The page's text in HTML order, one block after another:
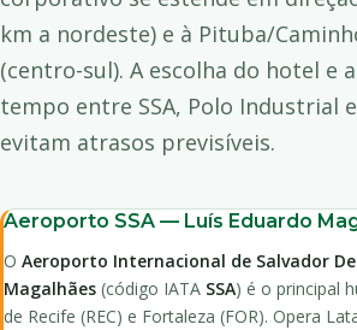
km a nordeste) e à Pituba/
(centro-sul). A escolha do hotel e
tempo entre SSA, Polo Industrial
evitam atrasos previsíveis.
Aeroporto SSA — Luís Eduardo
O Aeroporto Internacional de Salvador
Magalhães (código IATA SSA) é o principal
de Recife (REC) e Fortaleza (FOR). Opera